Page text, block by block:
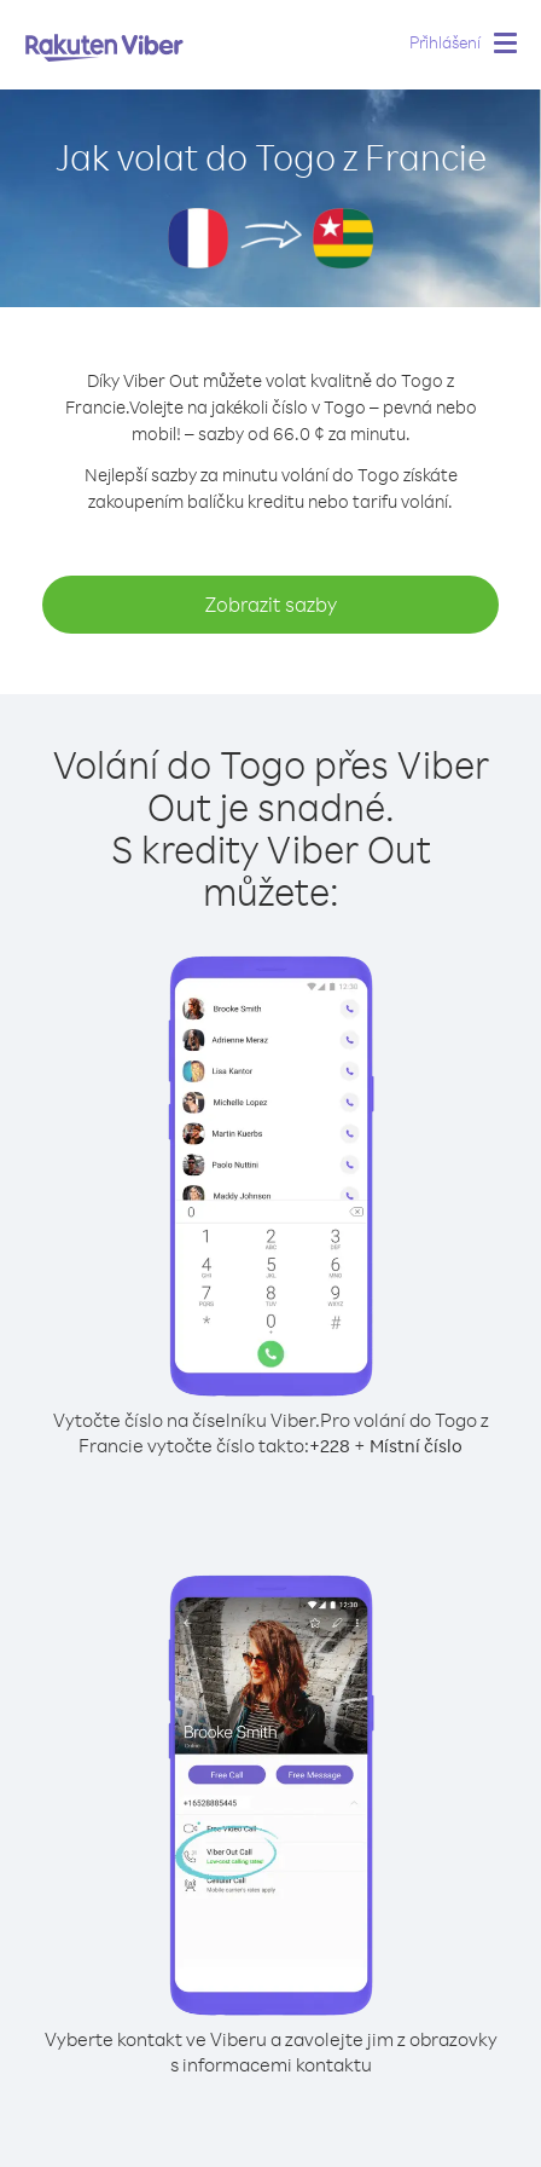
Přihlášení
Jak volat do Togo z Francie
Díky Viber Out můžete volat kvalitně do Togo z
Francie.Volejte na jakékoli číslo v Togo – pevná nebo
mobil! – sazby od 66.0 ¢ za minutu.
Nejlepší sazby za minutu volání do Togo získáte
zakoupením balíčku kreditu nebo tarifu volání.
Zobrazit sazby
Volání do Togo přes Viber
Out je snadné.
S kredity Viber Out
můžete:
Vytočte číslo na číselníku Viber.Pro volání do Togo z
Francie vytočte číslo takto:+228 + Místní číslo
Vyberte kontakt ve Viberu a zavolejte jim z obrazovky
s informacemi kontaktu